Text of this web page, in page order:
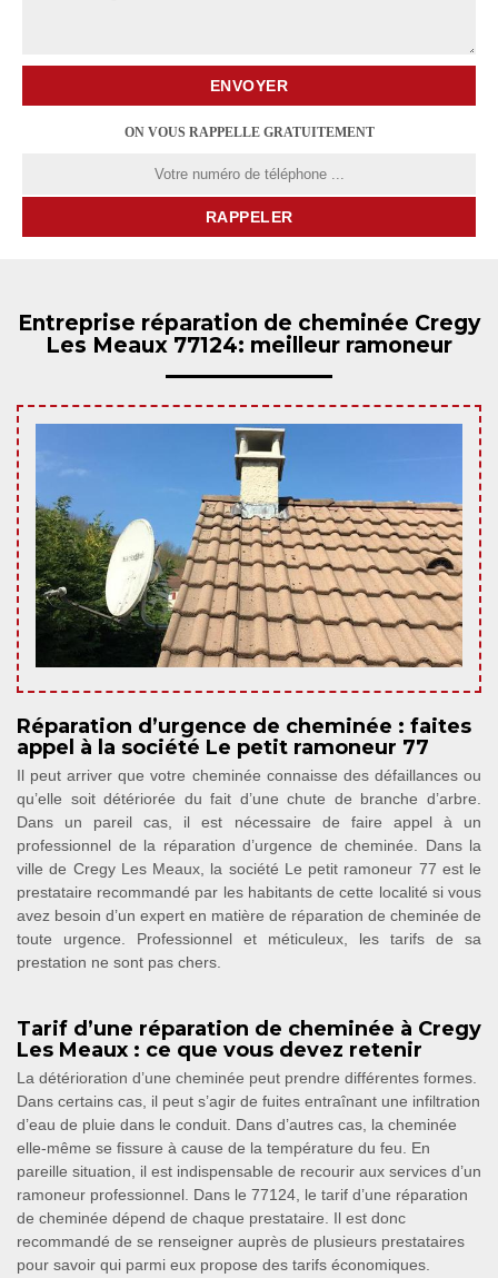
ON VOUS RAPPELLE GRATUITEMENT
Entreprise réparation de cheminée Cregy
Les Meaux 77124: meilleur ramoneur
Réparation d’urgence de cheminée : faites
appel à la société Le petit ramoneur 77
Il peut arriver que votre cheminée connaisse des défaillances ou
qu’elle soit détériorée du fait d’une chute de branche d’arbre.
Dans un pareil cas, il est nécessaire de faire appel à un
professionnel de la réparation d’urgence de cheminée. Dans la
ville de Cregy Les Meaux, la société Le petit ramoneur 77 est le
prestataire recommandé par les habitants de cette localité si vous
avez besoin d’un expert en matière de réparation de cheminée de
toute urgence. Professionnel et méticuleux, les tarifs de sa
prestation ne sont pas chers.
Tarif d’une réparation de cheminée à Cregy
Les Meaux : ce que vous devez retenir
La détérioration d’une cheminée peut prendre différentes formes.
Dans certains cas, il peut s’agir de fuites entraînant une infiltration
d’eau de pluie dans le conduit. Dans d’autres cas, la cheminée
elle-même se fissure à cause de la température du feu. En
pareille situation, il est indispensable de recourir aux services d’un
ramoneur professionnel. Dans le 77124, le tarif d’une réparation
de cheminée dépend de chaque prestataire. Il est donc
recommandé de se renseigner auprès de plusieurs prestataires
pour savoir qui parmi eux propose des tarifs économiques.